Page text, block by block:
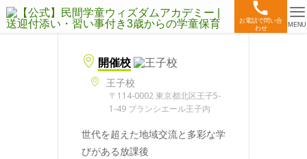
お電話で問い合
わせ
MENU
開催校
王子校
〒114-0002 東京都北区王子5-
1-49 ブランシエール王子内
世代を超えた地域交流と多彩な学
びがある放課後